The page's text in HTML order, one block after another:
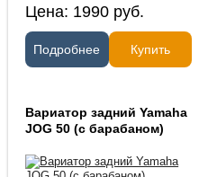
Цена: 1990 руб.
Подробнее Купить
Вариатор задний Yamaha
JOG 50 (с барабаном)